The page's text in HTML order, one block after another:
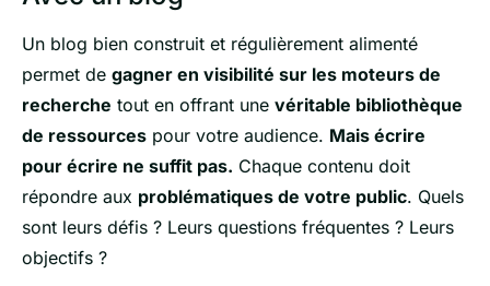
Un blog bien construit et régulièrement alimenté
permet de gagner en visibilité sur les moteurs de
recherche tout en offrant une véritable bibliothèque
de ressources pour votre audience. Mais écrire
pour écrire ne suffit pas. Chaque contenu doit
répondre aux problématiques de votre public. Quels
sont leurs défis ? Leurs questions fréquentes ? Leurs
objectifs ?